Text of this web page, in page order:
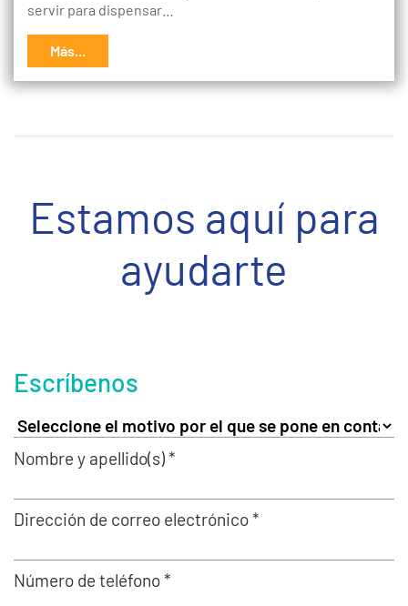
servir para dispensar…
Más...
Estamos aquí para
ayudarte
Escríbenos
Nombre y apellido(s) *
Dirección de correo electrónico *
Número de teléfono *